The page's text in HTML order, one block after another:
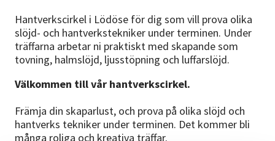
Hantverkscirkel i Lödöse för dig som vill prova olika
slöjd- och hantverkstekniker under terminen. Under
träffarna arbetar ni praktiskt med skapande som
tovning, halmslöjd, ljusstöpning och luffarslöjd.
Välkommen till vår hantverkscirkel.
Främja din skaparlust, och prova på olika slöjd och
hantverks tekniker under terminen. Det kommer bli
många roliga och kreativa träffar.